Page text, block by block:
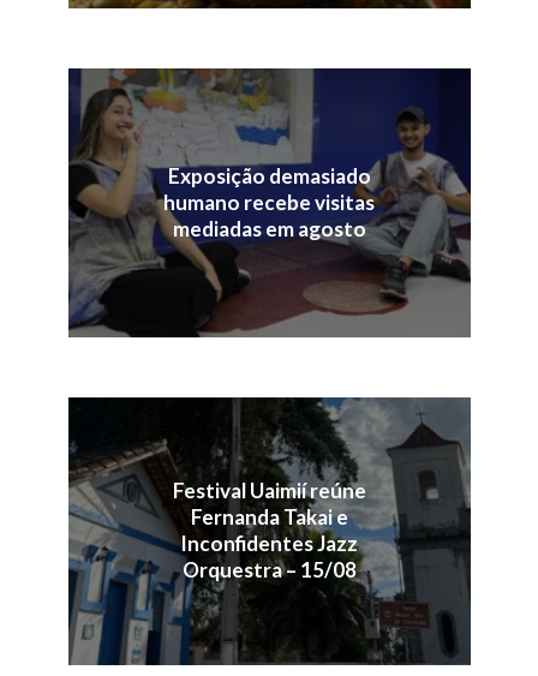
Exposição demasiado
humano recebe visitas
mediadas em agosto
Festival Uaimií reúne
Fernanda Takai e
Inconfidentes Jazz
Orquestra – 15/08